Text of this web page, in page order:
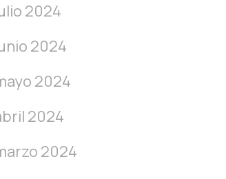
2024
2024
2024
2024
2024